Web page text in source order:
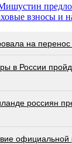
взносы и
на
в России
россиян
официальной